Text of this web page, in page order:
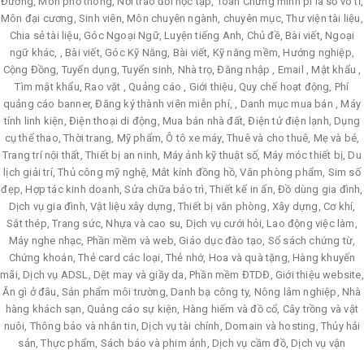
Môn đại cương, Sinh viên, Môn chuyên ngành, chuyên mục, Thư viện tài liệu,
Chia sẻ tài liệu, Góc Ngoại Ngữ, Luyện tiếng Anh, Chủ đề, Bài viết, Ngoại
ngữ khác, , Bài viết, Góc Kỹ Năng, Bài viết, Kỹ năng mềm, Hướng nghiệp,
Cộng Đồng, Tuyển dụng, Tuyển sinh, Nhà trọ, Đăng nhập , Email , Mật khẩu ,
Tìm mật khẩu, Rao vặt , Quảng cáo , Giới thiệu, Quy chế hoạt động, Phí
quảng cáo banner, Đăng ký thành viên miễn phí, , Danh mục mua bán , Máy
tính linh kiện, Điện thoại di động, Mua bán nhà đất, Điện tử điện lạnh, Dụng
cụ thể thao, Thời trang, Mỹ phẩm, Ô tô xe máy, Thuê và cho thuê, Mẹ và bé,
Trang trí nội thất, Thiết bị an ninh, Máy ảnh kỹ thuật số, Máy móc thiết bị, Du
lịch giải trí, Thủ công mỹ nghệ, Mắt kính đồng hồ, Văn phòng phẩm, Sim số
đẹp, Hợp tác kinh doanh, Sửa chữa bảo trì, Thiết kế in ấn, Đồ dùng gia đình,
Dịch vụ gia đình, Vật liệu xây dựng, Thiết bị văn phòng, Xây dựng, Cơ khí,
Sắt thép, Trang sức, Nhựa và cao su, Dịch vụ cưới hỏi, Lao động việc làm,
Máy nghe nhạc, Phần mềm và web, Giáo dục đào tạo, Sổ sách chứng từ,
Chứng khoán, Thẻ card các loại, Thẻ nhớ, Hoa và quà tặng, Hàng khuyến
mãi, Dịch vụ ADSL, Dệt may và giầy da, Phần mềm ĐTDĐ, Giới thiệu website,
Ăn gì ở đâu, Sản phẩm môi trường, Danh bạ công ty, Nông lâm nghiệp, Nhà
hàng khách sạn, Quảng cáo sự kiện, Hàng hiếm và đồ cổ, Cây trồng và vật
nuôi, Thông báo và nhắn tin, Dịch vụ tài chính, Domain và hosting, Thủy hải
sản, Thực phẩm, Sách báo và phim ảnh, Dịch vụ cầm đồ, Dịch vụ vận